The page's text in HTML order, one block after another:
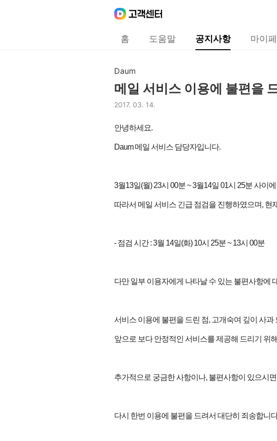
홈 도움말 공지사항 마이
Daum
메일 서비스 이용에 불편을
2017. 03. 14.
안녕하세요.
Daum 메일 서비스 담당자입니다.
3월13일(월) 23시 00분 ~ 3월14일 01시 25분 사이
따라서 메일 서비스 긴급 점검을 진행하였으며,
- 점검 시간 : 3월 14일(화) 10시 25분 ~ 13시 00분
다만 일부 이용자에게 나타날 수 있는 불편사항에
서비스 이용에 불편을 드린 점, 고개숙여 깊이 사과
앞으로 보다 안정적인 서비스를 제공해 드리기 위
추가적으로 궁금한 사항이나, 불편사항이 있으시면
다시 한번 이용에 불편을 드려서 대단히 죄송합니